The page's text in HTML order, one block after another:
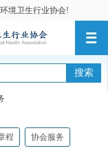
境卫生行业协会!
搜索
程 协会服务